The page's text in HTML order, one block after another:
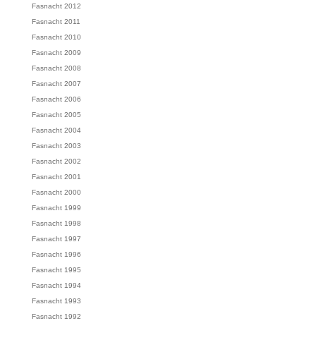
Fasnacht 2012
Fasnacht 2011
Fasnacht 2010
Fasnacht 2009
Fasnacht 2008
Fasnacht 2007
Fasnacht 2006
Fasnacht 2005
Fasnacht 2004
Fasnacht 2003
Fasnacht 2002
Fasnacht 2001
Fasnacht 2000
Fasnacht 1999
Fasnacht 1998
Fasnacht 1997
Fasnacht 1996
Fasnacht 1995
Fasnacht 1994
Fasnacht 1993
Fasnacht 1992